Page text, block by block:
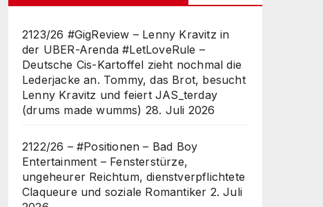
2123/26 #GigReview – Lenny Kravitz in
der UBER-Arenda #LetLoveRule –
Deutsche Cis-Kartoffel zieht nochmal die
Lederjacke an. Tommy, das Brot, besucht
Lenny Kravitz und feiert JAS_terday
(drums made wumms) 28. Juli 2026
2122/26 – #Positionen – Bad Boy
Entertainment – Fensterstürze,
ungeheurer Reichtum, dienstverpflichtete
Claqueure und soziale Romantiker 2. Juli